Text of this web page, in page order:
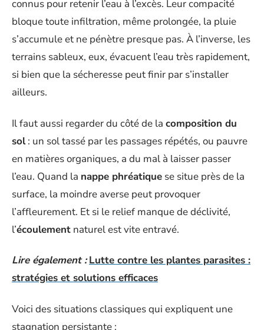
connus pour retenir l’eau à l’excès. Leur compacité
bloque toute infiltration, même prolongée, la pluie
s’accumule et ne pénètre presque pas. À l’inverse, les
terrains sableux, eux, évacuent l’eau très rapidement,
si bien que la sécheresse peut finir par s’installer
ailleurs.
Il faut aussi regarder du côté de la composition du
sol: un sol tassé par les passages répétés, ou pauvre
en matières organiques, a du mal à laisser passer
l’eau. Quand la nappe phréatique se situe près de la
surface, la moindre averse peut provoquer
l’affleurement. Et si le relief manque de déclivité,
l’écoulement naturel est vite entravé.
Lire également : Lutte contre les plantes parasites :
stratégies et solutions efficaces
Voici des situations classiques qui expliquent une
stagnation persistante :